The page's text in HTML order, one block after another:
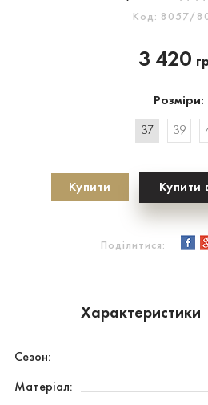
Код: 8057/
3 420
Розміри:
37 39
Купити Купити
Поділитися:
Характеристики
Сезон:
Матеріал: